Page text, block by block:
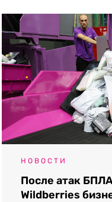
НОВОСТИ
После атак
Wildberries